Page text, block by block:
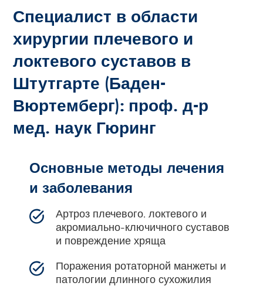
Специалист в области
хирургии плечевого и
локтевого суставов в
Штутгарте (Баден-
Вюртемберг): проф. д-р
мед. наук Гюринг
Основные методы лечения
и заболевания
Артроз плечевого, локтевого и
акромиально-ключичного суставов
и повреждение хряща
Поражения ротаторной манжеты и
патологии длинного сухожилия